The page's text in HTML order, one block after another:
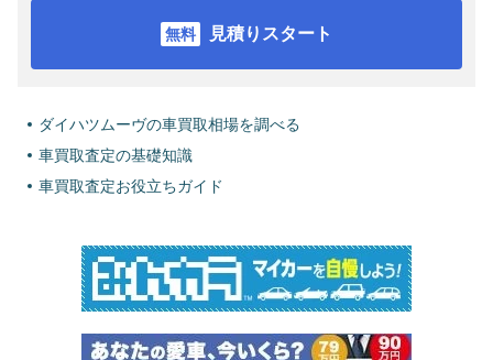
見積りスタート
ダイハツムーヴの車買取相場を調べる
車買取査定の基礎知識
車買取査定お役立ちガイド